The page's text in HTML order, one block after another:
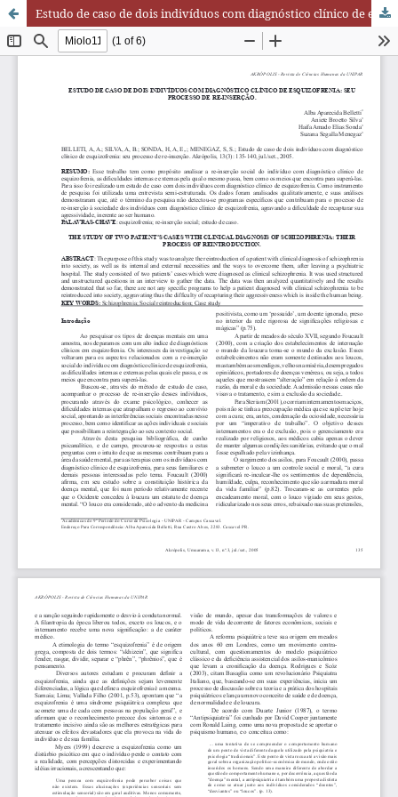
Estudo de caso de dois indivíduos com diagnóstico clínico de esquizofrenia: seu processo de re-inserção